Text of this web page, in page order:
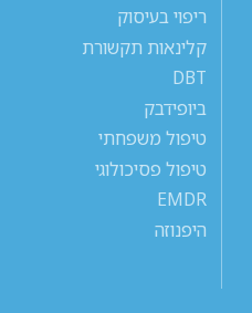
ריפוי בעיסוק
קלינאות תקשורת
DBT
ביופידבק
טיפול משפחתי
טיפול פסיכולוגי
EMDR
היפנוזה